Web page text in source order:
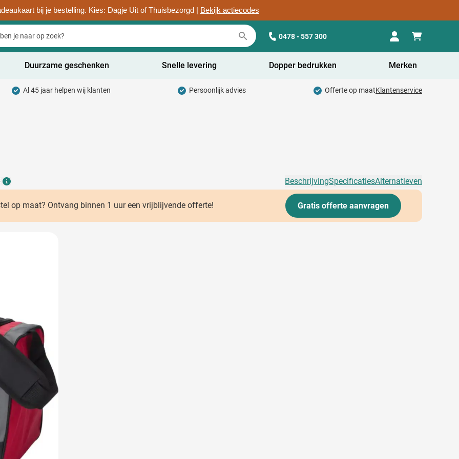
bij je bestelling. Kies: Dagje Uit of Thuisbezorgd | Bekijk actiecodes
0478 - 557 300
& Weggevers categorie
categorie
categorie
& Keuken categorie
& Veiligheid categorie
& Vrije tijd categorie
& Kids categorie
categorie
& thema's categorie
Duurzame geschenken Snelle levering Dopper bedrukken Merken
Al 45 jaar helpen wij klanten Persoonlijk advies Offerte op maatKlantenservice
Details
BeschrijvingSpecificatiesAlternatieven
op maat? Ontvang binnen 1 uur een vrijblijvende offerte! Gratis offerte aanvragen